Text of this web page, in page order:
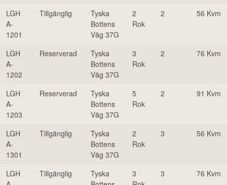
LGH
A-
1201
Tillgänglig
Tyska
Bottens
Väg 37G
2
Rok
2 56 Kvm
LGH
A-
1202
Reserverad
Tyska
Bottens
Väg 37G
3
Rok
2 76 Kvm
LGH
A-
1203
Reserverad
Tyska
Bottens
Väg 37G
5
Rok
2 91 Kvm
LGH
A-
1301
Tillgänglig
Tyska
Bottens
Väg 37G
2
Rok
3 56 Kvm
LGH
Tillgänglig
Tyska
3
3 76 Kvm